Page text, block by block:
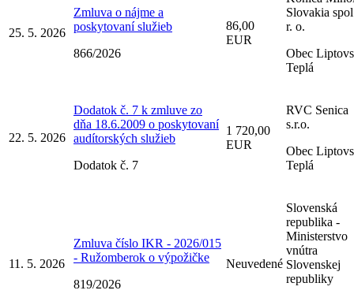
25. 5. 2026
Zmluva o nájme a
poskytovaní služieb
866/2026
86,00
EUR
Slovakia
r. o.
Obec
Teplá
22. 5. 2026
Dodatok č. 7 k zmluve zo
dňa 18.6.2009 o poskytovaní
audítorských služieb
Dodatok č. 7
1 720,00
EUR
RVC Senica
s.r.o.
Obec
Teplá
11. 5. 2026
Zmluva číslo IKR - 2026/015
- Ružomberok o výpožičke
819/2026
Neuvedené
Slovenská
republika -
Ministerstvo
vnútra
Slovenskej
republiky